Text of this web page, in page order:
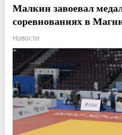
Малкин завоевал
соревнованиях в
Новости